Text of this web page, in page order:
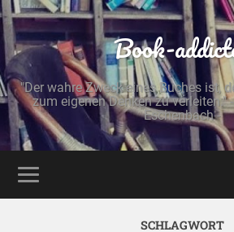
Book-
"Der wahre Zweck eines Buches ist,
zum eigenen Denken zu verleiten."
Eschenbach -
SCHLAGWORT